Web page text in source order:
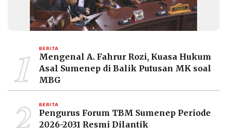
RESOLUSI
MEDIA
©
Resolusi.co
-
PT.
RESOLUSI
1 BERITA
Mengenal A. Fahrur Rozi, Kuasa Hukum
Asal Sumenep di Balik Putusan MK soal
MBG
BERITA
Pengurus Forum TBM Sumenep Periode
2026-2031 Resmi Dilantik